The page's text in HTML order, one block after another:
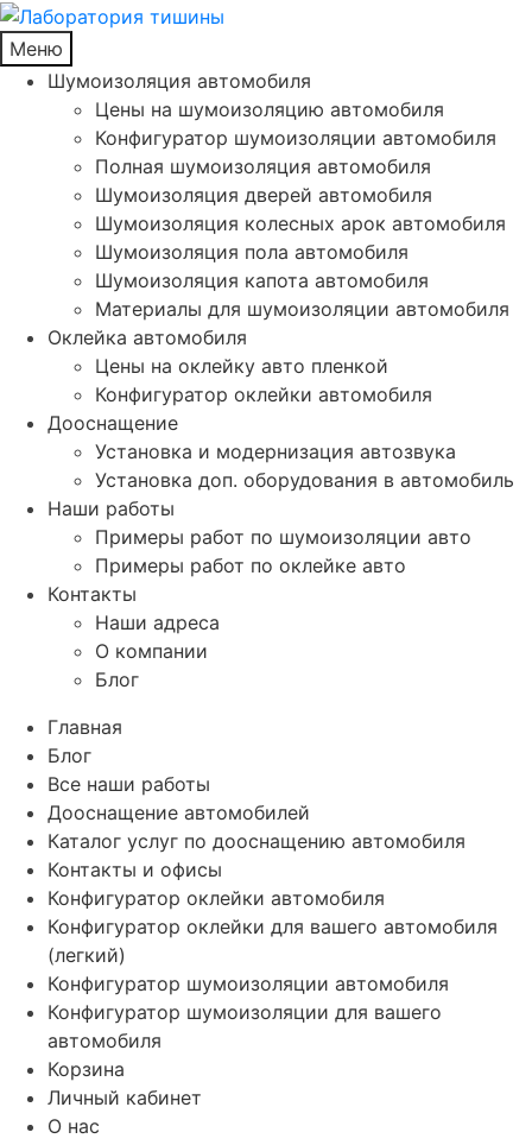
Меню
Шумоизоляция автомобиля
Цены на шумоизоляцию автомобиля
Конфигуратор шумоизоляции автомобиля
Полная шумоизоляция автомобиля
Шумоизоляция дверей автомобиля
Шумоизоляция колесных арок автомобиля
Шумоизоляция пола автомобиля
Шумоизоляция капота автомобиля
Материалы для шумоизоляции автомобиля
Оклейка автомобиля
Цены на оклейку авто пленкой
Конфигуратор оклейки автомобиля
Дооснащение
Установка и модернизация автозвука
Установка доп. оборудования в автомобиль
Наши работы
Примеры работ по шумоизоляции авто
Примеры работ по оклейке авто
Контакты
Наши адреса
О компании
Блог
Главная
Блог
Все наши работы
Дооснащение автомобилей
Каталог услуг по дооснащению автомобиля
Контакты и офисы
Конфигуратор оклейки автомобиля
Конфигуратор оклейки для вашего автомобиля
(легкий)
Конфигуратор шумоизоляции автомобиля
Конфигуратор шумоизоляции для вашего
автомобиля
Корзина
Личный кабинет
О нас